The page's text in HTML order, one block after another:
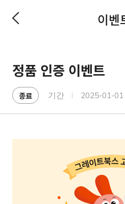
이벤
정품 인증 이벤트
종료 기간 2025-01-